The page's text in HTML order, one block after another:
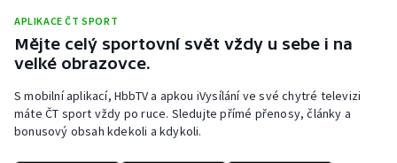
APLIKACE ČT SPORT
Mějte celý sportovní svět vždy u sebe i na
velké obrazovce.
S mobilní aplikací, HbbTV a apkou iVysílání ve své chytré televizi
máte ČT sport vždy po ruce. Sledujte přímé přenosy, články a
bonusový obsah kdekoli a kdykoli.